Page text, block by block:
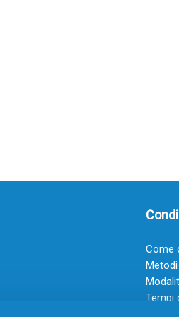
Come
Tempi